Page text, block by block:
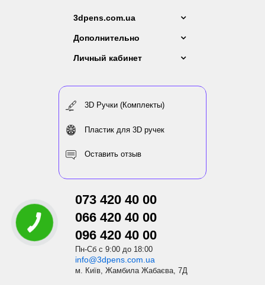
3dpens.com.ua
Дополнительно
Личный кабинет
3D Ручки (Комплекты)
Пластик для 3D ручек
Оставить отзыв
073 420 40 00
066 420 40 00
096 420 40 00
Пн-Сб с 9:00 до 18:00
info@3dpens.com.ua
м. Київ, Жамбила Жабаєва, 7Д